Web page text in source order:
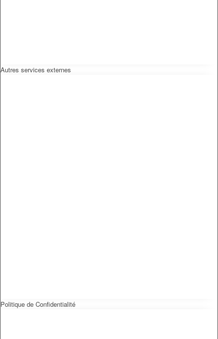
Autres services externes
Politique de Confidentialité